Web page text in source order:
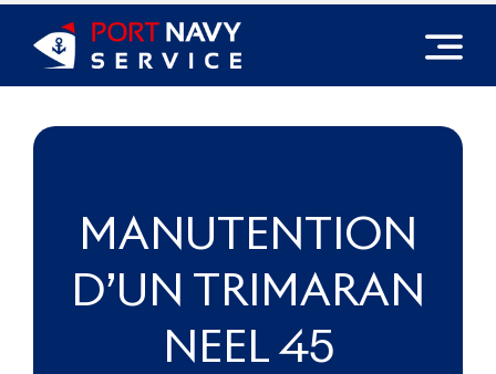
contenu
MANUTENTION
D’UN TRIMARAN
NEEL 45